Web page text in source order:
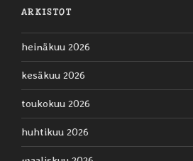
ARKISTOT
heinäkuu 2026
kesäkuu 2026
toukokuu 2026
huhtikuu 2026